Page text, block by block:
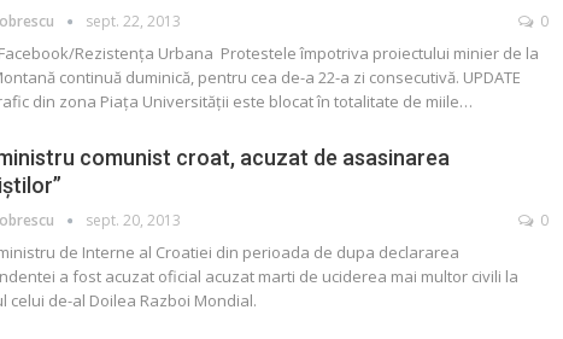
sept. 22, 2013 0
Facebook/Rezistenţa Urbana Protestele împotriva proiectului minier de la
continuă duminică, pentru cea de-a 22-a zi consecutivă. UPDATE
din zona Piaţa Universităţii este blocat în totalitate de miile…
comunist croat, acuzat de asasinarea
sept. 20, 2013 0
de Interne al Croatiei din perioada de dupa declararea
a fost acuzat oficial acuzat marti de uciderea mai multor civili la
celui de-al Doilea Razboi Mondial.